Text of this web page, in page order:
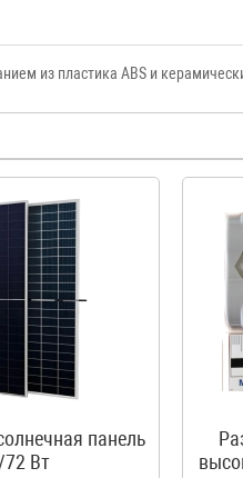
из пластика ABS и
панель
Вт